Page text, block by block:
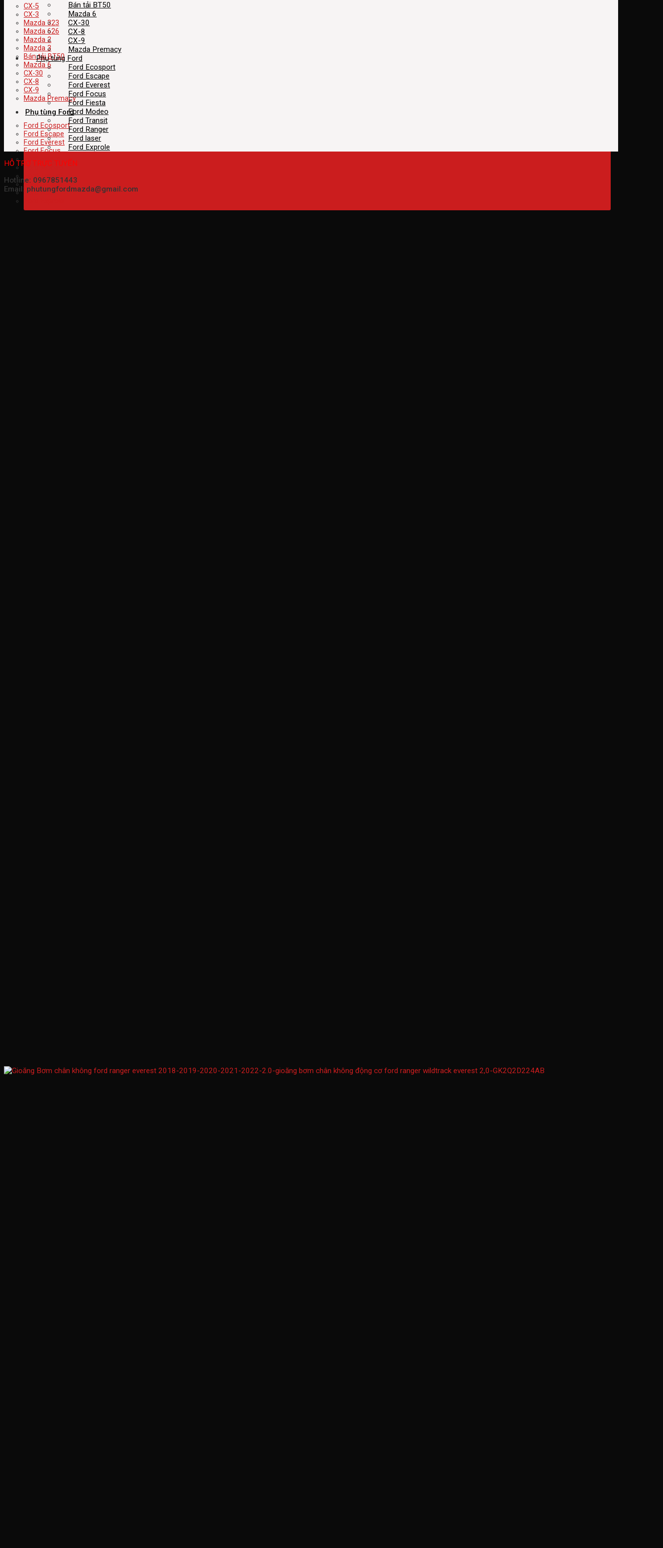
CX-5
CX-3
Mazda 323
Mazda 626
Mazda 2
Mazda 3
Bán tải BT50
Mazda 6
CX-30
CX-8
CX-9
Mazda Premacy
Phụ tùng Ford
Ford Ecosport
Ford Escape
Ford Everest
Ford Focus
Ford Fiesta
Ford Modeo
Ford Transit
Ford Ranger
Ford laser
Bán tải BT50
Mazda 6
CX-30
CX-8
CX-9
Mazda Premacy
Phụ tùng Ford
Ford Ecosport
Ford Escape
Ford Everest
Ford Focus
Ford Fiesta
Ford Modeo
Ford Transit
Ford Ranger
Ford laser
Ford Exprole
HỖ TRỢ TRỰC TUYẾN
Hotline: 0967851443
Email: phutungfordmazda@gmail.com